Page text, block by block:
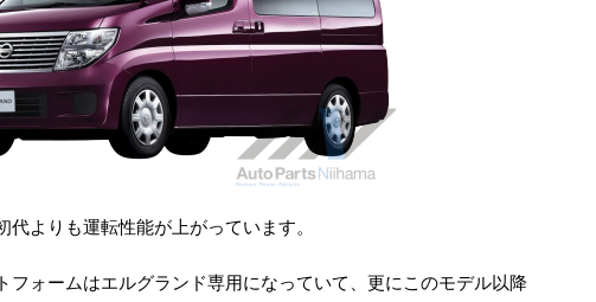
よりも運転性能が上がっています。
フォームはエルグランド専用になっていて、更にこのモデル以降